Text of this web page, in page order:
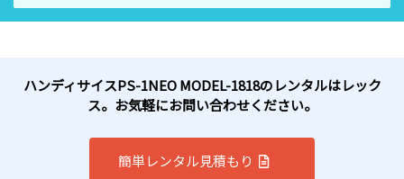
ハンディサイスPS-1NEO MODEL-1818のレンタルはレック
ス。お気軽にお問い合わせください。
簡単レンタル見積もり